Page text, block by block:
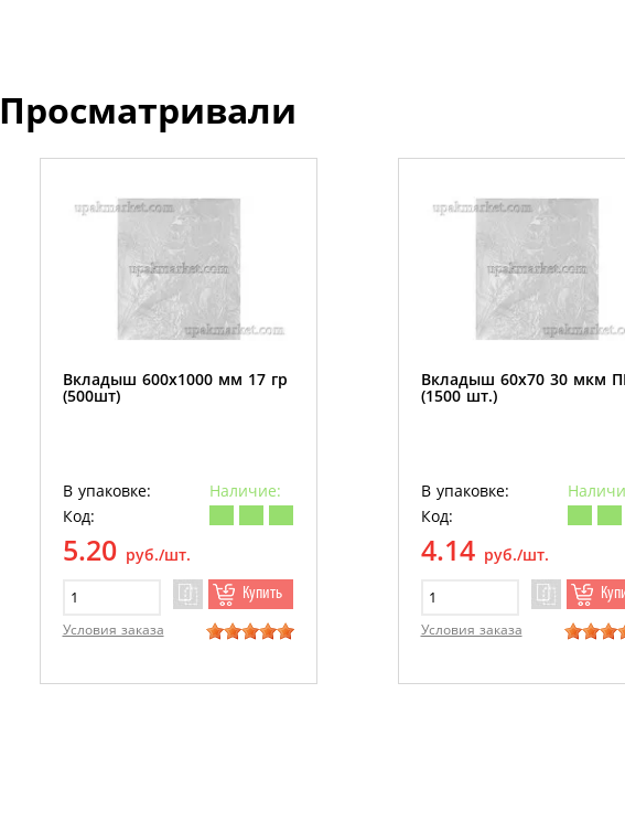
Просматривали
Вкладыш 600х1000 мм 17 гр
(500шт)
В упаковке:
Наличие:
Код:
5.20 руб./шт.
Купить
Условия заказа
Вкладыш 60х70 30 мкм
(1500 шт.)
В упаковке:
Код:
4.14 руб./шт.
Условия заказа